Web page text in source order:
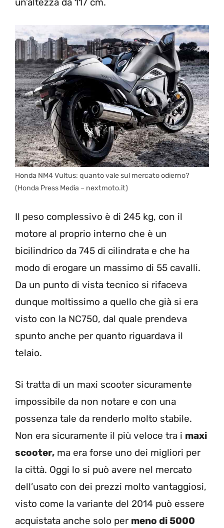
Honda NM4 Vultus: quanto vale sul mercato odierno?
(Honda Press Media – nextmoto.it)
Il peso complessivo è di 245 kg, con il
motore al proprio interno che è un
bicilindrico da 745 di cilindrata e che ha
modo di erogare un massimo di 55 cavalli.
Da un punto di vista tecnico si rifaceva
dunque moltissimo a quello che già si era
visto con la NC750, dal quale prendeva
spunto anche per quanto riguardava il
telaio.
Si tratta di un maxi scooter sicuramente
impossibile da non notare e con una
possenza tale da renderlo molto stabile.
Non era sicuramente il più veloce tra i maxi
scooter, ma era forse uno dei migliori per
la città. Oggi lo si può avere nel mercato
dell’usato con dei prezzi molto vantaggiosi,
visto come la variante del 2014 può essere
acquistata anche solo per meno di 5000